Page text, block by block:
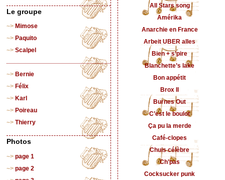
Le groupe
Mimose
Paquito
Scalpel
Bernie
Félix
Karl
Poireau
Thierry
Photos
page 1
page 2
All Stars song
Amérika
Anarchie en France
Arbeit UBER alles
Bien + s’pire
Blanchette’s lake
Bon appétit
Brox II
Burnes Out
C’est le boulot
Ça pu la merde
Café-clopes
Chuis célèbre
Ch’pas
Cocksucker punk